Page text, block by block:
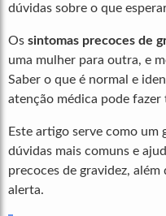
dúvidas sobre o que
Os sintomas precoces de
uma mulher para outra, e
Saber o que é normal e
atenção médica pode
Este artigo serve como um
dúvidas mais comuns e
precoces de gravidez,
alerta.